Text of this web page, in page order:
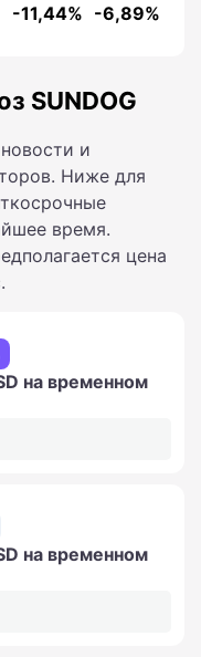
-11,44% -6,89%
SUNDOG
и
Ниже для
время.
цена
на временном
на временном